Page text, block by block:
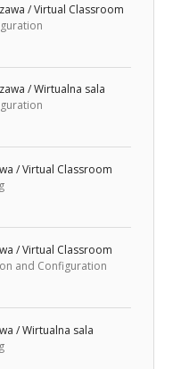
/ Virtual Classroom
/ Wirtualna sala
/ Virtual Classroom
/ Virtual Classroom
and Configuration
/ Wirtualna sala